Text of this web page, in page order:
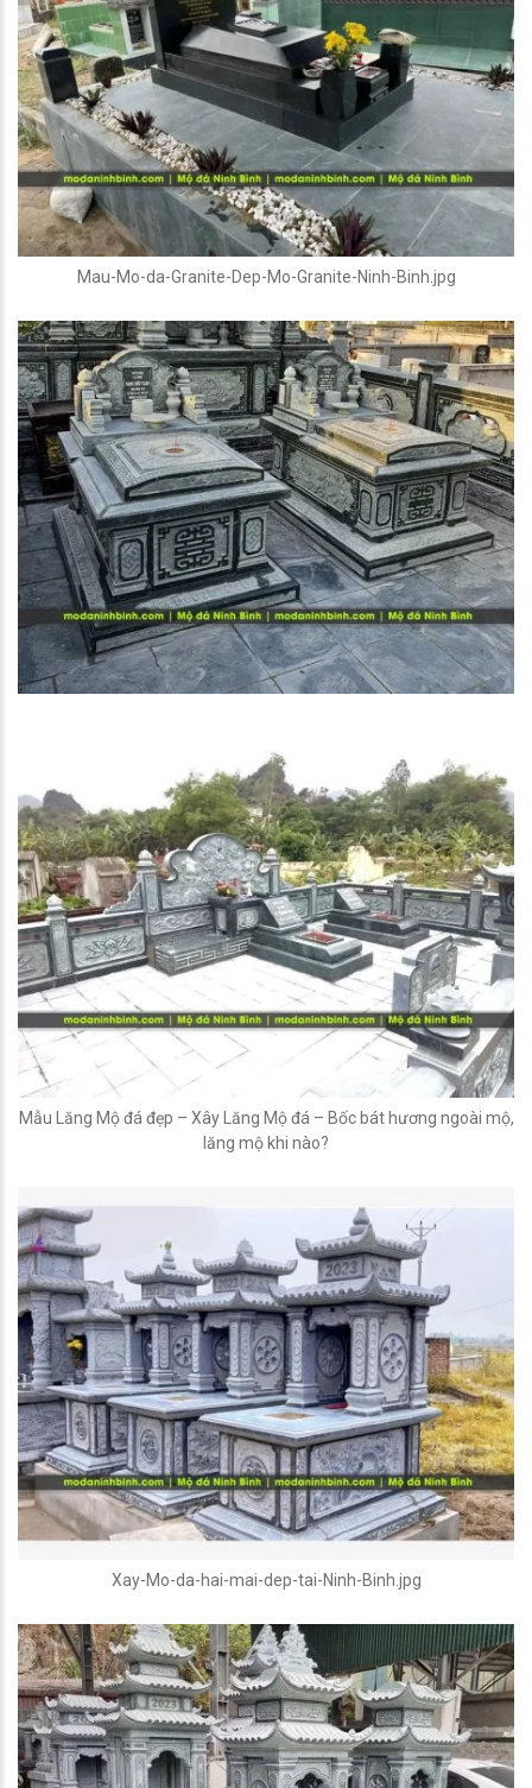
Mau-Mo-da-Granite-Dep-Mo-Granite-Ninh-Binh.jpg
Mẫu Lăng Mộ đá đẹp – Xây Lăng Mộ đá – Bốc bát hương ngoài mộ,
lăng mộ khi nào?
Xay-Mo-da-hai-mai-dep-tai-Ninh-Binh.jpg